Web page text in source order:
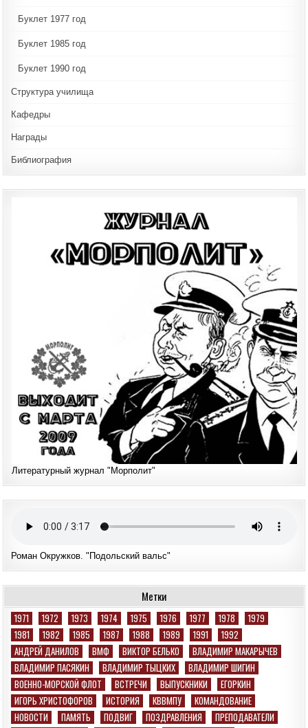
Буклет 1977 год
Буклет 1985 год
Буклет 1990 год
Структура училища
Кафедры
Награды
Библиография
Литературный журнал "Морполит"
Роман Окружков. "Подольский вальс"
Метки
1971 1972 1973 1974 1975 1976 1977 1978
1979
1981
1982 1985 1987 1988 1989 1991
1992
АНДРЕЙ ДАНИЛОВ
ВМФ ВИКТОР БЕЛЬКО
ВЛАДИМИР МАКАРЫЧЕВ
ВЛАДИМИР ПАСЯКИН
ВЛАДИМИР ТЫЦКИХ
ВЛАДИМИР ШИГИН
ВОЕННО-МОРСКОЙ ФЛОТ
ВСТРЕЧИ ВЫПУСКНИКИ
ЕГОРКИН
ИГОРЬ ХРИСТОФОРОВ
ИСТОРИЯ КВВМПУ
КОМАНДОВАНИЕ
НОВОСТИ
ПАМЯТЬ ПОДВИГ ПОЗДРАВЛЕНИЯ
ПРЕПОДАВАТЕЛИ